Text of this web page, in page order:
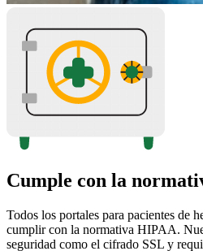
Cumple con la
Todos los portales para pacientes de
cumplir con la normativa HIPAA.
seguridad como el cifrado SSL y